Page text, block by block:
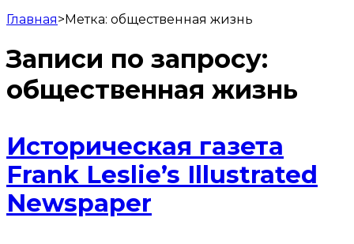
Главная>Метка: общественная жизнь
Записи по запросу:
общественная жизнь
Историческая газета
Frank Leslie’s Illustrated
Newspaper